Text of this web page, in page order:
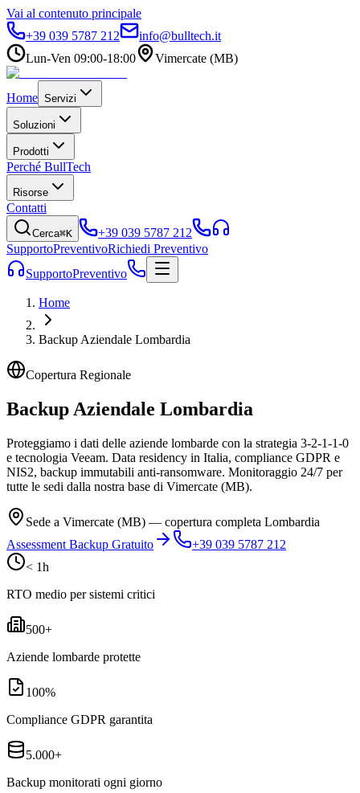
Vai al contenuto principale
+39 039 5787 212
info@bulltech.it
Lun-Ven 09:00-18:00
Vimercate (MB)
Home Servizi
Soluzioni
Prodotti
Perché BullTech
Risorse
Contatti
Cerca⌘K
+39 039 5787 212
SupportoPreventivoRichiedi Preventivo
SupportoPreventivo
Home
Backup Aziendale Lombardia
Copertura Regionale
Backup Aziendale Lombardia
Proteggiamo i dati delle aziende lombarde con la strategia 3-2-1-1-0
e tecnologia Veeam. Data residency in Italia, compliance GDPR e
NIS2, backup immutabili anti-ransomware. Monitoraggio 24/7 per
tutte le sedi dalla nostra base di Vimercate (MB).
Sede a Vimercate (MB) — copertura completa Lombardia
Assessment Backup Gratuito
+39 039 5787 212
< 1h
RTO medio per sistemi critici
500+
Aziende lombarde protette
100%
Compliance GDPR garantita
5.000+
Backup monitorati ogni giorno